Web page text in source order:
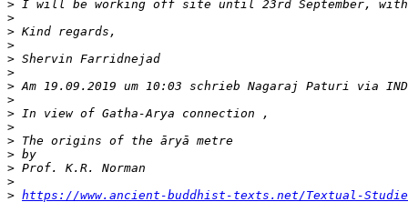
>
>
>
>
>
>
> Am 19.09.2019 um 10:03 schrieb Nagaraj Paturi via
>
>
>
>
>
>
>
> https://www.ancient-buddhist-texts.net/Textual-